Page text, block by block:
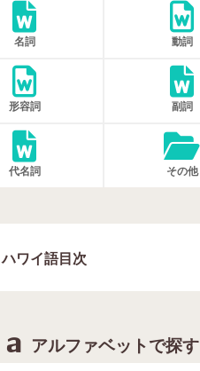
名詞 動詞
形容詞 副詞
代名詞 その他
ハワイ語目次
アルファベットで探す